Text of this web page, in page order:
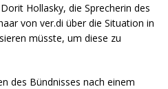
Hollasky, die Sprecherin des
von ver.di über die Situation in
müsste, um diese zu
des Bündnisses nach einem